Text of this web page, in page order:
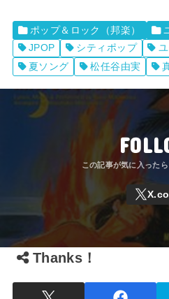
ポップ＆ロック（邦楽）
JPOP
シティポップ
夏ソング
松任谷由実
Thanks！